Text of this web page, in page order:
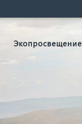
Экопросвещение